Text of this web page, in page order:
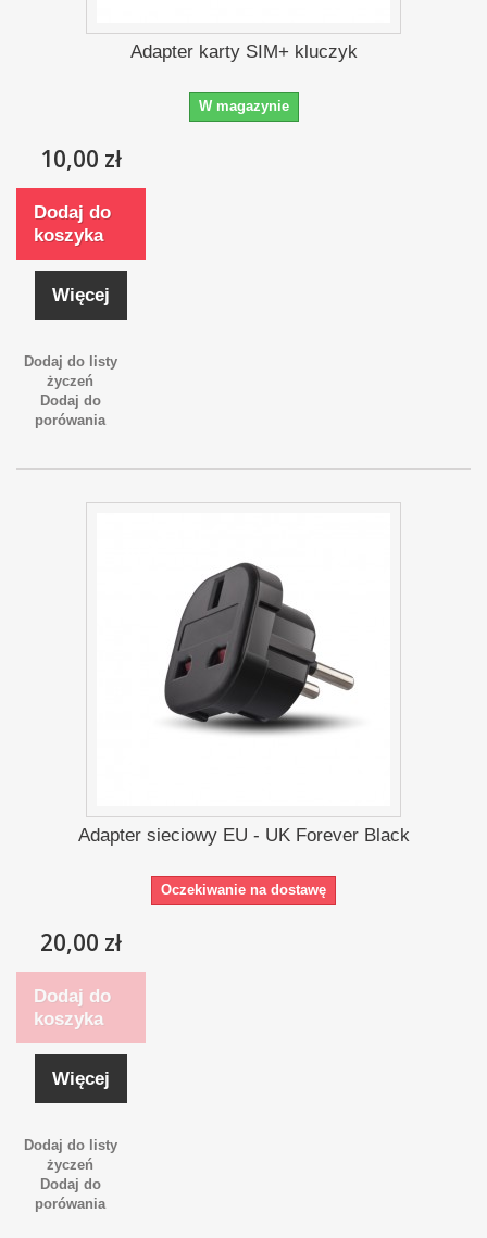
Adapter karty SIM+ kluczyk
W magazynie
10,00 zł
Dodaj do
koszyka
Więcej
Dodaj do listy
życzeń
Dodaj do
porówania
Adapter sieciowy EU - UK Forever Black
Oczekiwanie na dostawę
20,00 zł
Dodaj do
koszyka
Więcej
Dodaj do listy
życzeń
Dodaj do
porówania